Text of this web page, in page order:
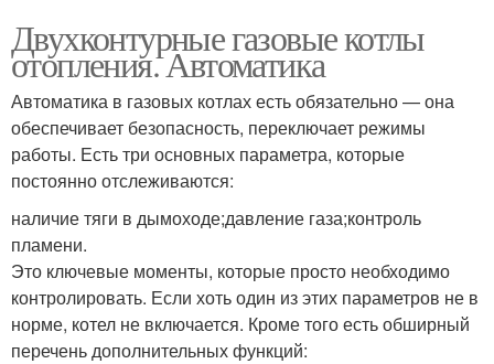
Двухконтурные газовые котлы
отопления. Автоматика
Автоматика в газовых котлах есть обязательно — она
обеспечивает безопасность, переключает режимы
работы. Есть три основных параметра, которые
постоянно отслеживаются:
наличие тяги в дымоходе;давление газа;контроль
пламени.
Это ключевые моменты, которые просто необходимо
контролировать. Если хоть один из этих параметров не в
норме, котел не включается. Кроме того есть обширный
перечень дополнительных функций: